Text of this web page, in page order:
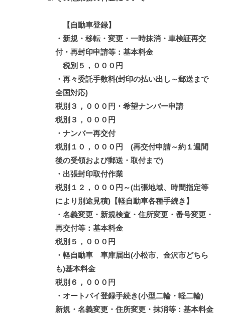
【自動車登録】
・新規・移転・変更・一時抹消・車検証再交
付・再封印申請等：基本料金
税別５，０００円
・再々委託手数料(封印の払い出し～郵送まで
全国対応)
税別３，０００円 ・希望ナンバー申請
税別３，０００円
・ナンバー再交付
税別１０，０００円 (再交付申請～約１週間
後の受領および郵送・取付まで)
・出張封印取付作業
税別１２，０００円～(出張地域、時間指定等
により別途見積) 【軽自動車各種手続き】
・名義変更・新規検査・住所変更・番号変更・
再交付等：基本料金
税別５，０００円
・軽自動車 車庫届出(小松市、金沢市どちら
も)基本料金
税別６，０００円
・オートバイ登録手続き(小型二輪・軽二輪)
新規・名義変更・住所変更・抹消等：基本料金